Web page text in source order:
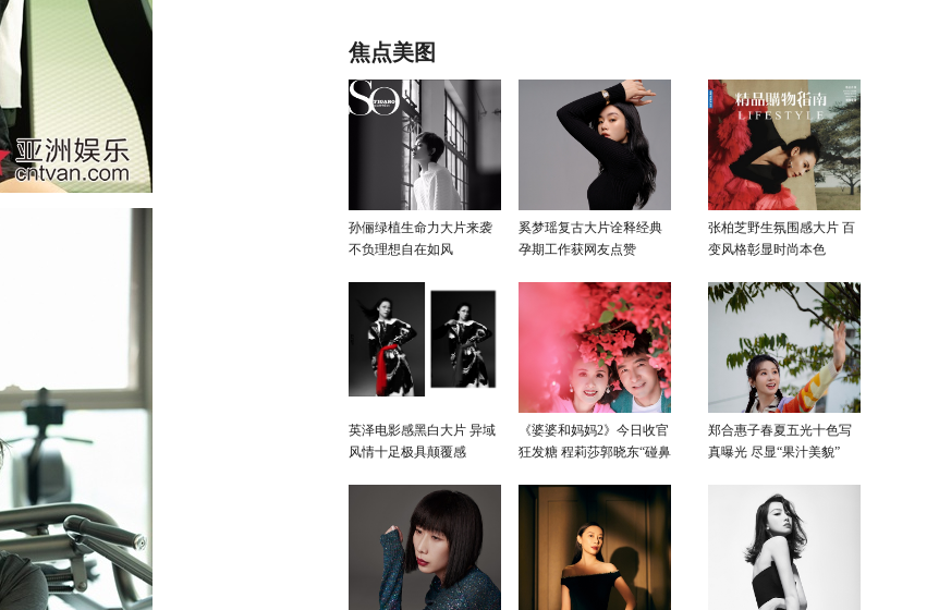
焦点美图
孙俪绿植生命力大片来袭
不负理想自在如风
奚梦瑶复古大片诠释经典
孕期工作获网友点赞
张柏芝野生氛围感大片 百
变风格彰显时尚本色
英泽电影感黑白大片 异域
风情十足极具颠覆感
《婆婆和妈妈2》今日收官
狂发糖 程莉莎郭晓东“碰鼻
郑合惠子春夏五光十色写
真曝光 尽显“果汁美貌”